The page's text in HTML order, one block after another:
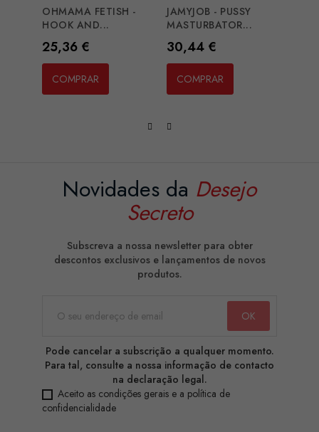
OHMAMA FETISH -
HOOK AND...
Preço
25,36 €
COMPRAR
JAMYJOB - PUSSY
MASTURBATOR...
Preço
30,44 €
COMPRAR
Novidades da Desejo
Secreto
Subscreva a nossa newsletter para obter
descontos exclusivos e lançamentos de novos
produtos.
Pode cancelar a subscrição a qualquer momento.
Para tal, consulte a nossa informação de contacto
na declaração legal.
Aceito as condições gerais e a política de
confidencialidade